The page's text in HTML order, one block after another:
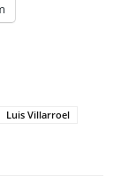
Luis Villarroel